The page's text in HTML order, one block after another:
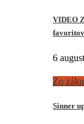
VIDEO
favoritov
6
Zo
Sinner